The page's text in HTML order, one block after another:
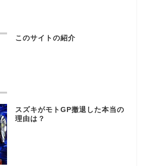
このサイトの紹介
スズキがモトGP撤退した本当の
理由は？